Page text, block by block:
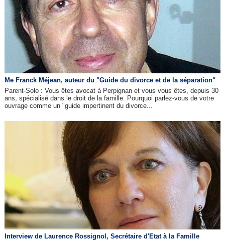
Me Franck Méjean, auteur du "Guide du divorce et de la séparation"
Parent-Solo : Vous êtes avocat à Perpignan et vous vous êtes, depuis 30
ans, spécialisé dans le droit de la famille. Pourquoi parlez-vous de votre
ouvrage comme un "guide impertinent du divorce...
Interview de Laurence Rossignol, Secrétaire d'Etat à la Famille